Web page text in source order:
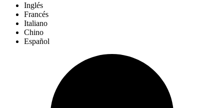
Inglés
Francés
Italiano
Chino
Español